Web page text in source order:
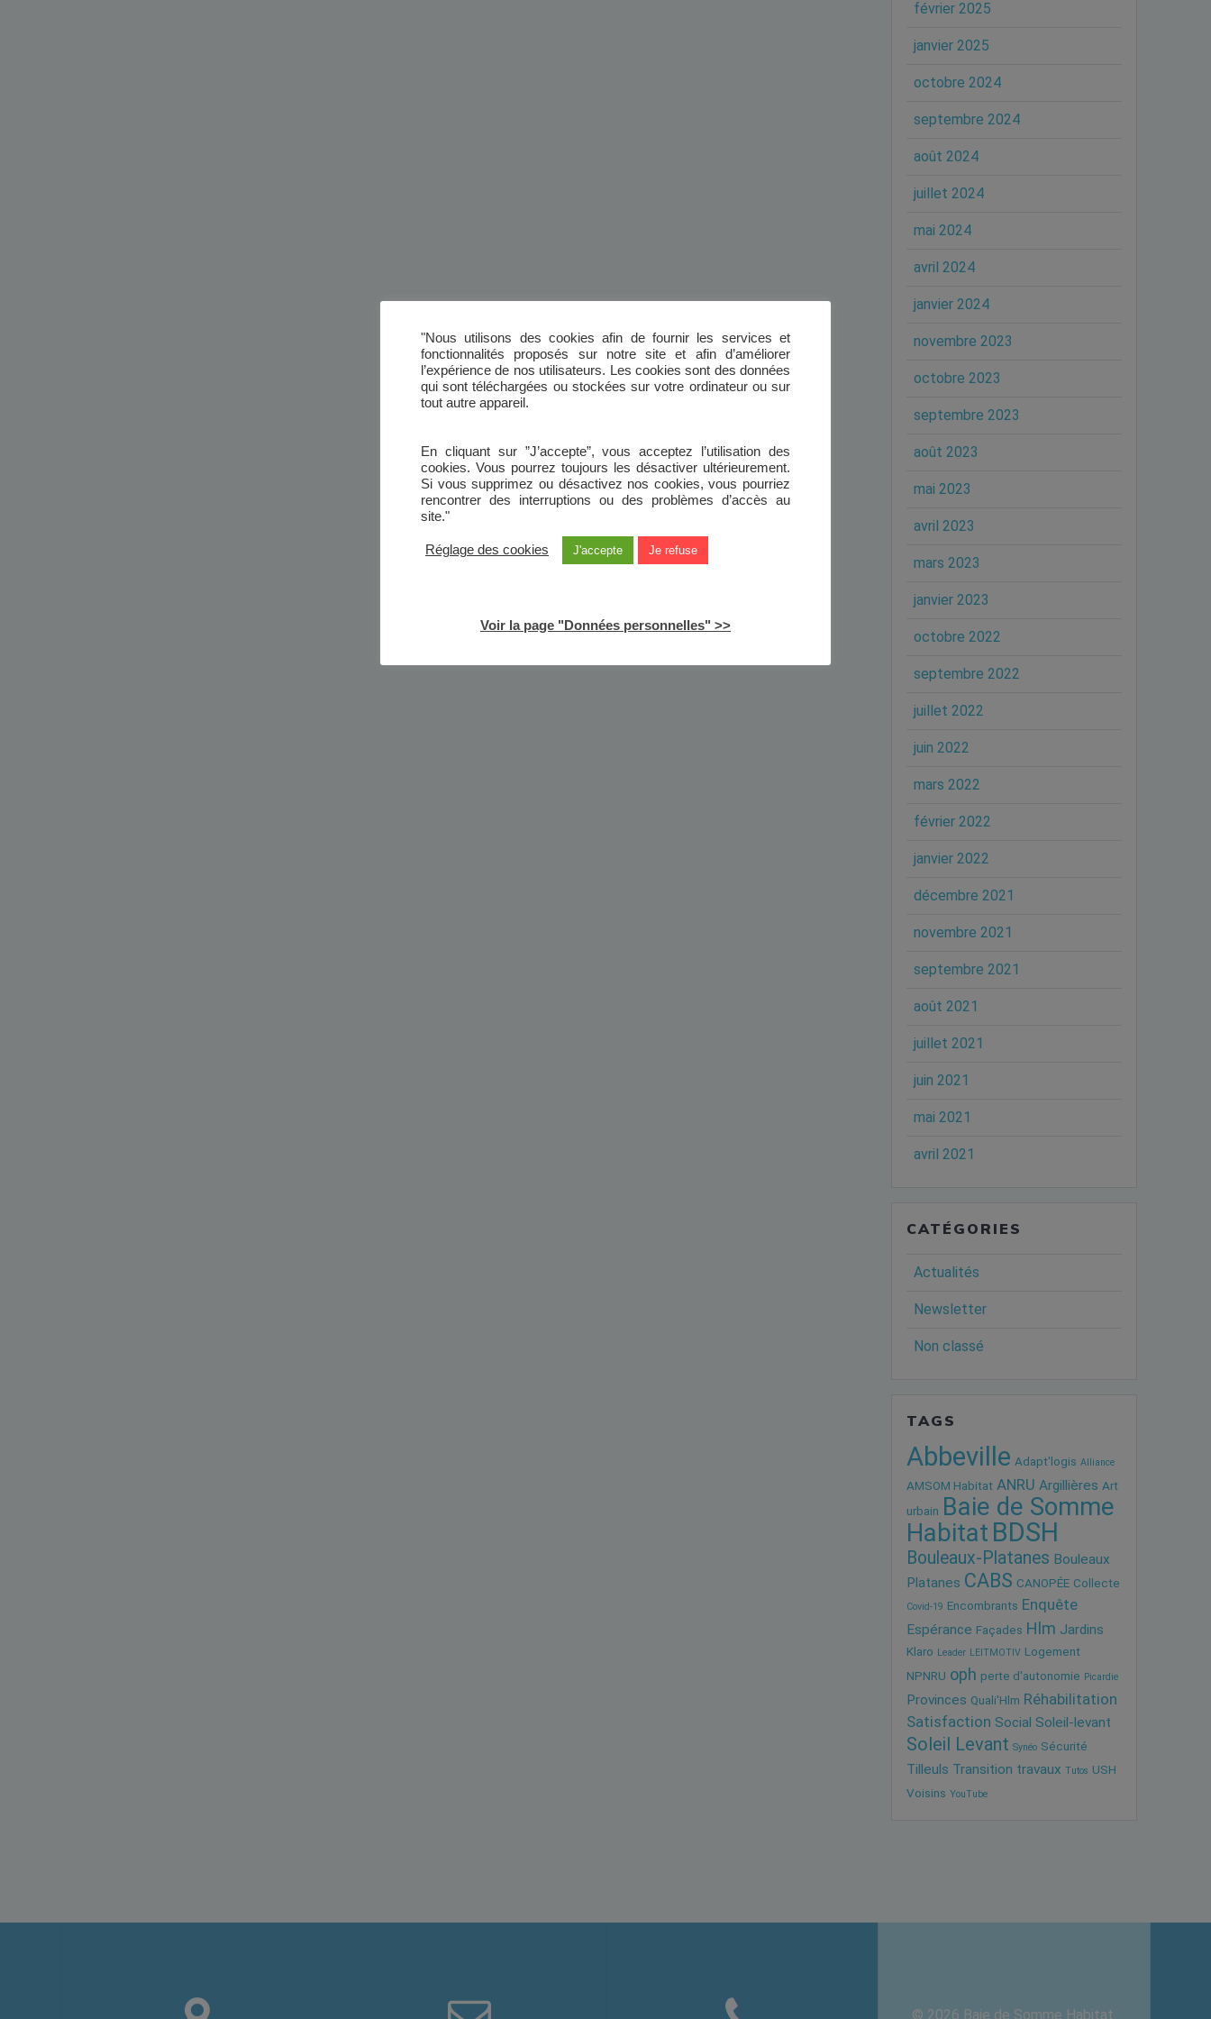
février 2025
janvier 2025
octobre 2024
septembre 2024
août 2024
juillet 2024
mai 2024
avril 2024
janvier 2024
novembre 2023
octobre 2023
septembre 2023
août 2023
mai 2023
avril 2023
mars 2023
janvier 2023
octobre 2022
septembre 2022
juillet 2022
juin 2022
mars 2022
février 2022
janvier 2022
décembre 2021
novembre 2021
septembre 2021
août 2021
juillet 2021
juin 2021
mai 2021
avril 2021
CATÉGORIES
Actualités
Newsletter
Non classé
TAGS
Abbeville Adapt'logis Alliance
AMSOM Habitat ANRU Argillières Art
urbain Baie de Somme
Habitat BDSH
Bouleaux-Platanes Bouleaux
Platanes CABS CANOPÉE Collecte
Covid-19 Encombrants Enquête
Espérance Façades Hlm Jardins
Klaro Leader LEITMOTIV Logement
NPNRU oph perte d'autonomie Picardie
Provinces Quali'Hlm Réhabilitation
Satisfaction Social Soleil-levant
Soleil Levant Synéo Sécurité
Tilleuls Transition travaux Tutos USH
Voisins YouTube
© 2026 Baie de Somme Habitat.
"Nous utilisons des cookies afin de fournir les services et
fonctionnalités proposés sur notre site et afin d’améliorer
l’expérience de nos utilisateurs. Les cookies sont des données
qui sont téléchargées ou stockées sur votre ordinateur ou sur
tout autre appareil.
En cliquant sur ”J’accepte”, vous acceptez l’utilisation des
cookies. Vous pourrez toujours les désactiver ultérieurement.
Si vous supprimez ou désactivez nos cookies, vous pourriez
rencontrer des interruptions ou des problèmes d’accès au
site."
Réglage des cookies J'accepte Je refuse
Voir la page "Données personnelles" >>